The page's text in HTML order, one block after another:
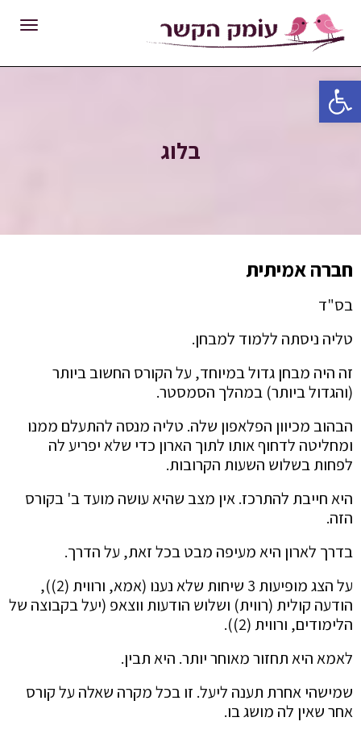
פתח סרגל נגישות
בלוג
חברה אמיתית
בס"ד
טליה ניסתה ללמוד למבחן.
זה היה מבחן גדול במיוחד, על הקורס החשוב ביותר
(והגדול ביותר) במהלך הסמסטר.
הבהוב מכיוון הפלאפון שלה. טליה מנסה להתעלם ממנו
ומחליטה לדחוף אותו לתוך הארון כדי שלא יפריע לה
לפחות בשלוש השעות הקרובות.
היא חייבת להתרכז. אין מצב שהיא עושה מועד ב' בקורס
הזה.
בדרך לארון היא מעיפה מבט בכל זאת, על הדרך.
על הצג מופיעות 3 שיחות שלא נענו (אמא, ורווית (2)),
הודעה קולית (רווית) ושלוש הודעות ווצאפ (יעל בקבוצה של
הלימודים, ורווית (2)).
לאמא היא תחזור מאוחר יותר. היא תבין.
שמישהי אחרת תענה ליעל. זו בכל מקרה שאלה על קורס
אחר שאין לה מושג בו.